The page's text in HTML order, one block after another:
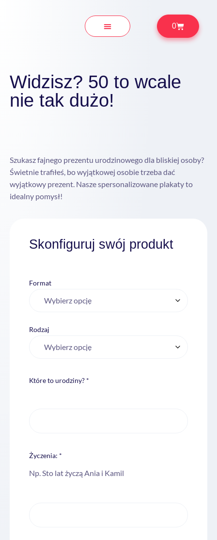
0
Widzisz? 50 to wcale
nie tak dużo!
Szukasz fajnego prezentu urodzinowego dla bliskiej osoby?
Świetnie trafiłeś, bo wyjątkowej osobie trzeba dać
wyjątkowy prezent. Nasze spersonalizowane plakaty to
idealny pomysł!
Skonfiguruj swój produkt
Format
Rodzaj
Które to urodziny? *
Życzenia: *
Np. Sto lat życzą Ania i Kamil